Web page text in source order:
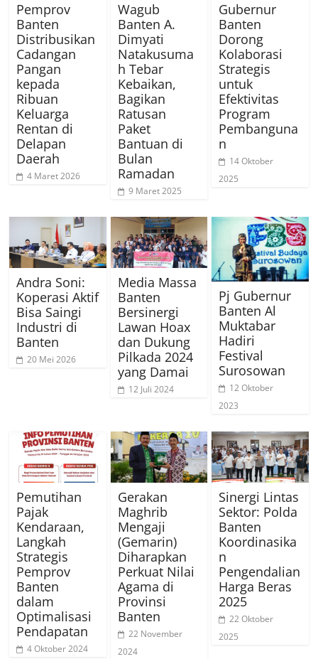
Pemprov
Banten
Distribusikan
Cadangan
Pangan
kepada
Ribuan
Keluarga
Rentan di
Delapan
Daerah
4 Maret 2026
Wagub
Banten A.
Dimyati
Natakusuma
h Tebar
Kebaikan,
Bagikan
Ratusan
Paket
Bantuan di
Bulan
Ramadan
9 Maret 2025
Gubernur
Banten
Dorong
Kolaborasi
Strategis
untuk
Efektivitas
Program
Pembanguna
n
14 Oktober
2025
Andra Soni:
Koperasi Aktif
Bisa Saingi
Industri di
Banten
20 Mei 2026
Media Massa
Banten
Bersinergi
Lawan Hoax
dan Dukung
Pilkada 2024
yang Damai
12 Juli 2024
Pj Gubernur
Banten Al
Muktabar
Hadiri
Festival
Surosowan
12 Oktober
2023
Pemutihan
Pajak
Kendaraan,
Langkah
Strategis
Pemprov
Banten
dalam
Optimalisasi
Pendapatan
4 Oktober 2024
Gerakan
Maghrib
Mengaji
(Gemarin)
Diharapkan
Perkuat Nilai
Agama di
Provinsi
Banten
22 November
2024
Sinergi Lintas
Sektor: Polda
Banten
Koordinasika
n
Pengendalian
Harga Beras
2025
22 Oktober
2025